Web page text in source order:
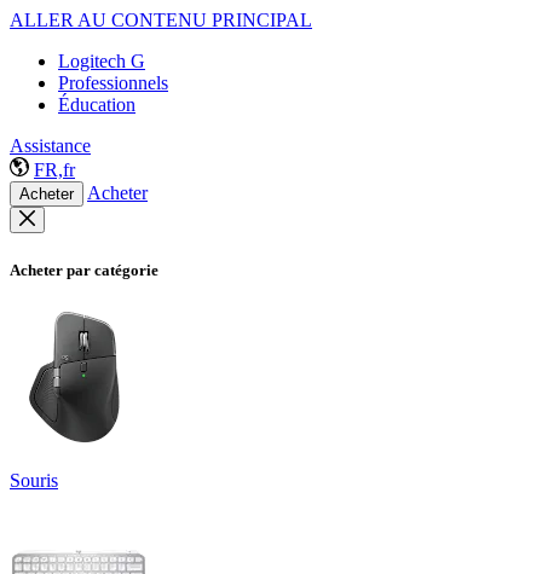
ALLER AU CONTENU PRINCIPAL
Logitech G
Professionnels
Éducation
Assistance
FR,fr
Acheter Acheter
Acheter par catégorie
Souris